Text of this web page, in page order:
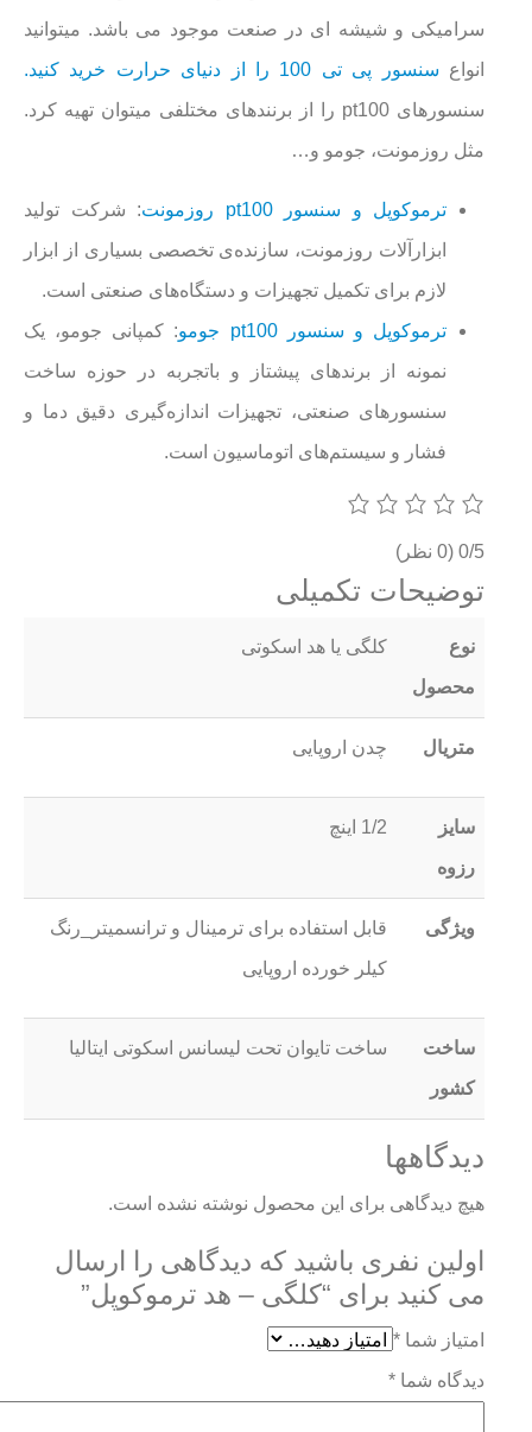
سرامیکی و شیشه ای در صنعت موجود می باشد. میتوانید
انواع سنسور پی تی 100 را از دنیای حرارت خرید کنید.
سنسورهای pt100 را از برنندهای مختلفی میتوان تهیه کرد.
مثل روزمونت، جومو و…
ترموکوپل و سنسور pt100 روزمونت
: شرکت تولید
ابزارآلات روزمونت، سازنده‌ی تخصصی بسیاری از ابزار
لازم برای تکمیل تجهیزات و دستگاه‌های صنعتی است.
ترموکوپل و سنسور pt100 جومو
: کمپانی جومو، یک
نمونه از برندهای پیشتاز و باتجربه در حوزه ساخت
سنسورهای صنعتی، تجهیزات اندازه‌گیری دقیق دما و
فشار و سیستم‌های اتوماسیون است.
0/5 (0 نظر)
توضیحات تکمیلی
نوع
محصول
کلگی یا هد اسکوتی
متریال چدن اروپایی
سایز
رزوه
1/2 اینچ
ویژگی
قابل استفاده برای ترمینال و ترانسمیتر_رنگ
کیلر خورده اروپایی
ساخت
کشور
ساخت تایوان تحت لیسانس اسکوتی ایتالیا
دیدگاهها
هیچ دیدگاهی برای این محصول نوشته نشده است.
اولین نفری باشید که دیدگاهی را ارسال
می کنید برای “کلگی – هد ترموکوپل”
امتیاز شما *
دیدگاه شما *